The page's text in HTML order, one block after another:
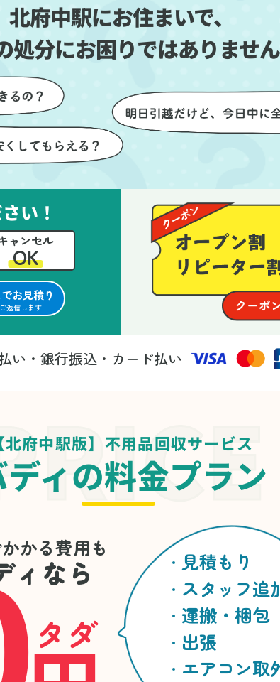
。作業が終わった後
からお願いしなく
単に清掃していた
印象でした。
の仕方やリサイク
についても教えて
後の片付けにも役
えました。また何
がとうございまし
とができました。
北府中駅にお住まいで、
処分にお困りではありませ
い！
ャンセル
OK
お見積り
返信します
い・銀行振込・カード払い
【北府中駅版】不用品回収サービス
ィの料金プラン
かる費用も
ィなら
タダ
見積もり
スタッフ追
運搬・梱包
出張
エアコン取